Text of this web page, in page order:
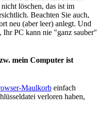
löschen, das ist im
Beachten Sie auch,
neu (aber leer) anlegt. Und
Ihr PC kann nie "ganz sauber"
mein Computer ist
Maulkorb einfach
verloren haben,